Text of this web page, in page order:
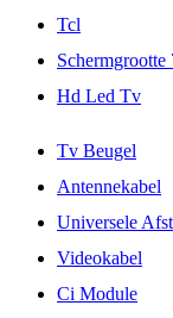
Tcl
Schermgrootte
Hd Led Tv
Tv Beugel
Antennekabel
Universele
Videokabel
Ci Module